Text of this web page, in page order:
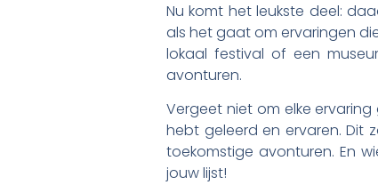
Nu komt het leukste deel:
als het gaat om ervaringen
lokaal festival of een
avonturen.
Vergeet niet om elke
hebt geleerd en ervaren. Dit
toekomstige avonturen. En
jouw lijst!